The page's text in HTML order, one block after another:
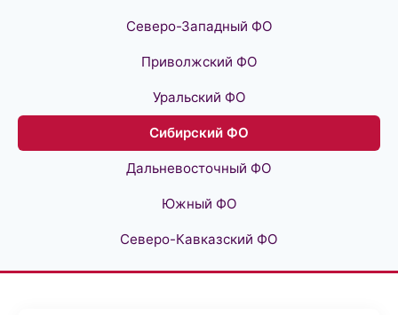
Северо-Западный ФО
Приволжский ФО
Уральский ФО
Сибирский ФО
Дальневосточный ФО
Южный ФО
Северо-Кавказский ФО